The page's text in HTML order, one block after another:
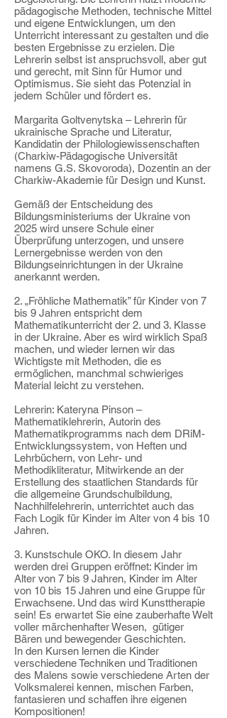
pädagogische Methoden, technische Mittel
und eigene Entwicklungen, um den
Unterricht interessant zu gestalten und die
besten Ergebnisse zu erzielen. Die
Lehrerin selbst ist anspruchsvoll, aber gut
und gerecht, mit Sinn für Humor und
Optimismus. Sie sieht das Potenzial in
jedem Schüler und fördert es.
Margarita Goltvenytska – Lehrerin für
ukrainische Sprache und Literatur,
Kandidatin der Philologiewissenschaften
(Charkiw-Pädagogische Universität
namens G.S. Skovoroda), Dozentin an der
Charkiw-Akademie für Design und Kunst.
Gemäß der Entscheidung des
Bildungsministeriums der Ukraine von
2025 wird unsere Schule einer
Überprüfung unterzogen, und unsere
Lernergebnisse werden von den
Bildungseinrichtungen in der Ukraine
anerkannt werden.
2. „Fröhliche Mathematik” für Kinder von 7
bis 9 Jahren entspricht dem
Mathematikunterricht der 2. und 3. Klasse
in der Ukraine. Aber es wird wirklich Spaß
machen, und wieder lernen wir das
Wichtigste mit Methoden, die es
ermöglichen, manchmal schwieriges
Material leicht zu verstehen.
Lehrerin: Kateryna Pinson –
Mathematiklehrerin, Autorin des
Mathematikprogramms nach dem DRiM-
Entwicklungssystem, von Heften und
Lehrbüchern, von Lehr- und
Methodikliteratur, Mitwirkende an der
Erstellung des staatlichen Standards für
die allgemeine Grundschulbildung,
Nachhilfelehrerin, unterrichtet auch das
Fach Logik für Kinder im Alter von 4 bis 10
Jahren.
3. Kunstschule OKO. In diesem Jahr
werden drei Gruppen eröffnet: Kinder im
Alter von 7 bis 9 Jahren, Kinder im Alter
von 10 bis 15 Jahren und eine Gruppe für
Erwachsene. Und das wird Kunsttherapie
sein! Es erwartet Sie eine zauberhafte Welt
voller märchenhafter Wesen, gütiger
Bären und bewegender Geschichten.
In den Kursen lernen die Kinder
verschiedene Techniken und Traditionen
des Malens sowie verschiedene Arten der
Volksmalerei kennen, mischen Farben,
fantasieren und schaffen ihre eigenen
Kompositionen!